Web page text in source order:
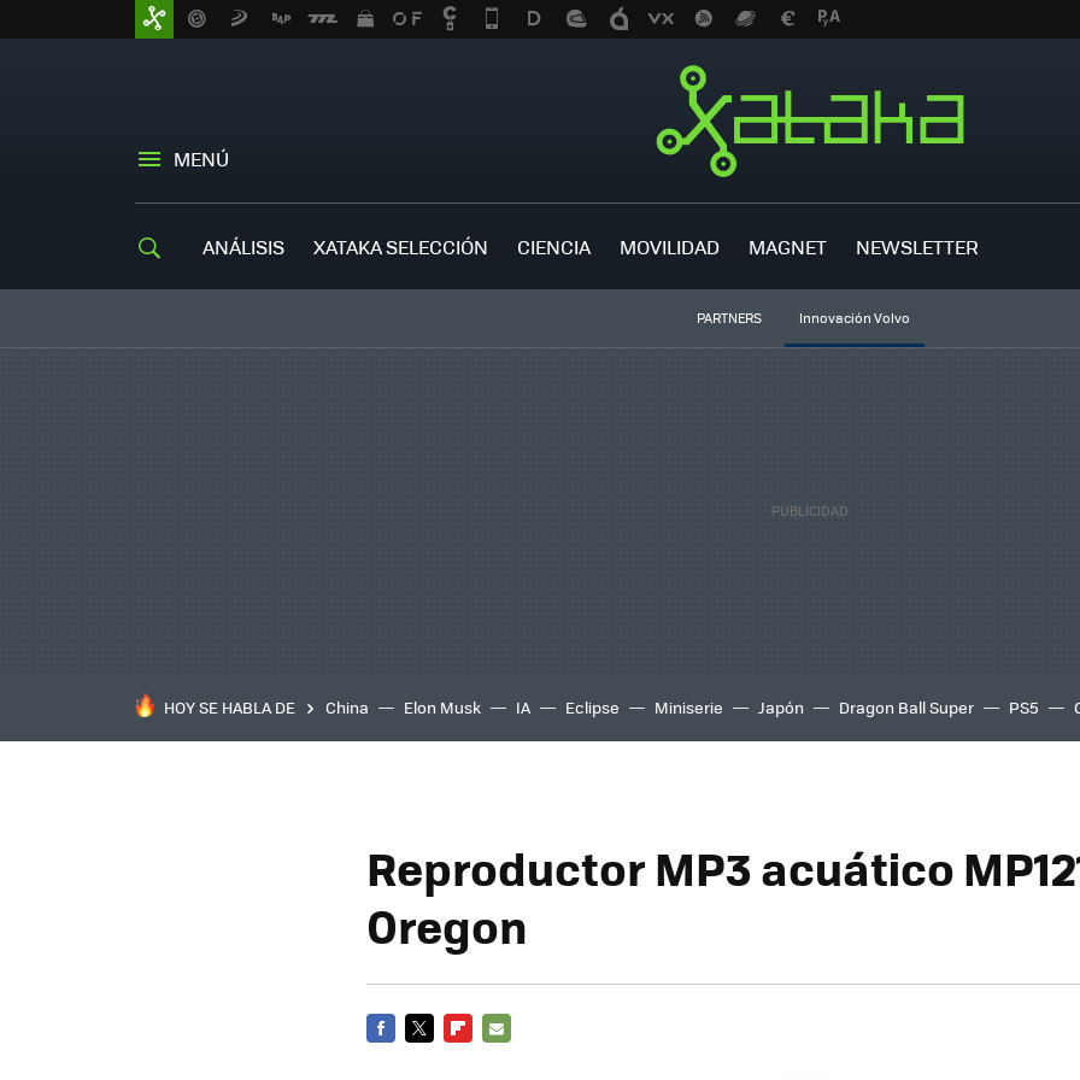
MENÚ
ANÁLISIS XATAKA SELECCIÓN CIENCIA MOVILIDAD MAGNET NEWSLETTER
PARTNERS Innovación Volvo
HOY SE HABLA DE China Elon Musk IA Eclipse Miniserie Japón Dragon Ball Super PS5
Reproductor MP3 acuático
Oregon